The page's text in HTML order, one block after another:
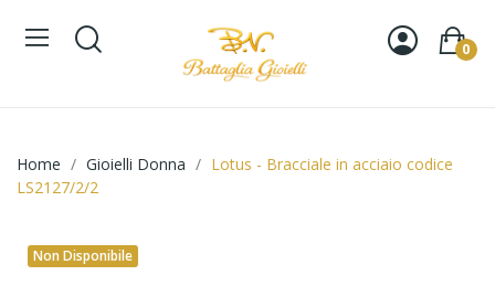
0
Home Gioielli Donna
Lotus - Bracciale in acciaio codice
LS2127/2/2
Non Disponibile